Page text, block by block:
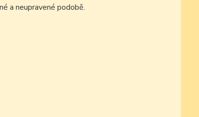
a neupravené podobě.